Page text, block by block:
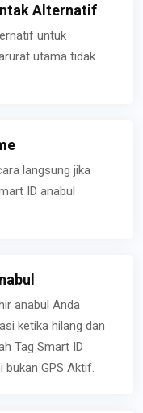
Alternatif
untuk
utama tidak
langsung jika
ID anabul
anabul Anda
ketika hilang dan
Tag Smart ID
bukan GPS Aktif.